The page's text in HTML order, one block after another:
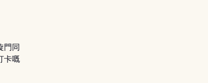
門同
卡嘅